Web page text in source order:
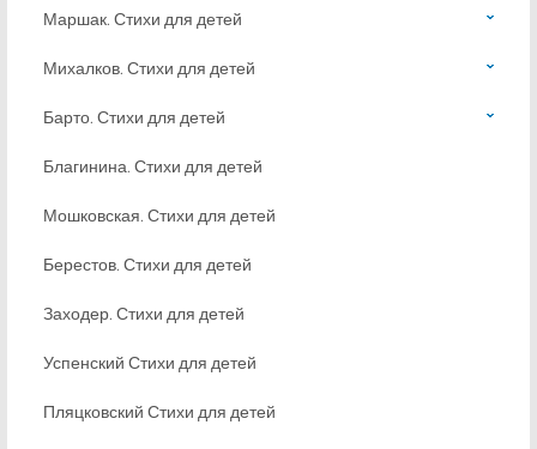
Маршак. Стихи для детей
Михалков. Стихи для детей
Барто. Стихи для детей
Благинина. Стихи для детей
Мошковская. Стихи для детей
Берестов. Стихи для детей
Заходер. Стихи для детей
Успенский Стихи для детей
Пляцковский Стихи для детей